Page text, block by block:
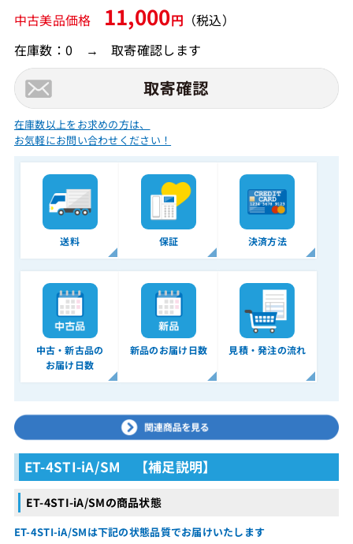
中古美品価格 11,000円 （税込）
在庫数：0 → 取寄確認します
在庫数以上をお求めの方は、
お気軽にお問い合わせください！
送料 保証 決済方法
中古・新古品の
お届け日数
新品のお届け日数 見積・発注の流れ
ET-4STI-iA/SM 【補足説明】
ET-4STI-iA/SMの商品状態
ET-4STI-iA/SMは下記の状態品質でお届けいたします